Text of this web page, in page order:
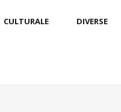
CULTURALE DIVERSE